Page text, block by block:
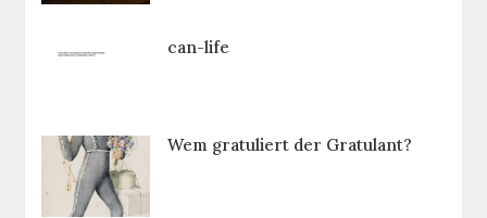
can-life
Wem gratuliert der Gratulant?